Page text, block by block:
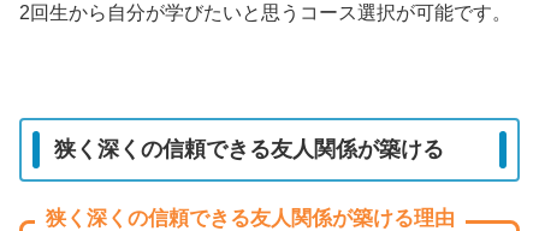
2回生から自分が学びたいと思うコース選択が可能です。
狭く深くの信頼できる友人関係が築ける
狭く深くの信頼できる友人関係が築ける理由